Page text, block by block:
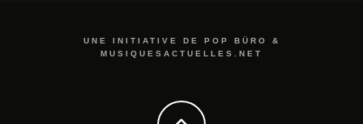
UNE INITIATIVE DE POP BÜRO &
MUSIQUESACTUELLES.NET